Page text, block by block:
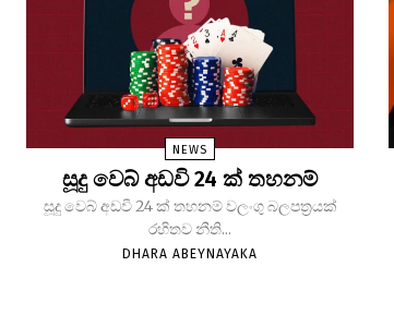
NEWS
සූදු වෙබ් අඩවි 24 ක් තහනම්
සූදු වෙබ් අඩවි 24 ක් තහනම් වලංගු බලපත්‍රයක්
රහිතව නීති...
DHARA ABEYNAYAKA